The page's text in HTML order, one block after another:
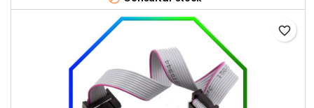
favorite_border